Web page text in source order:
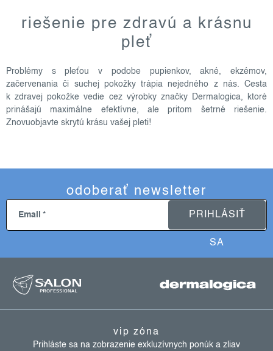
r
v
k
y
v
i
u
n
i
e
riešenie pre zdravú a krásnu
pleť
Problémy s pleťou v podobe pupienkov, akné, ekzémov,
začervenania či suchej pokožky trápia nejedného z nás. Cesta
k zdravej pokožke vedie cez výrobky značky Dermalogica, ktoré
prinášajú maximálne efektívne, ale pritom šetrné riešenie.
Znovuobjavte skrytú krásu vašej pleti!
odoberať newsletter
Email PRIHLÁSIŤ
SA
vip zóna
Prihláste sa na zobrazenie exkluzívnych ponúk a zliav